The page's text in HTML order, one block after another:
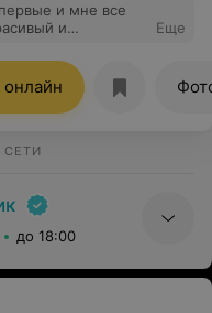
и мне все
и
Спасибо!
Еще
онлайн
СЕТИ
до 18:00